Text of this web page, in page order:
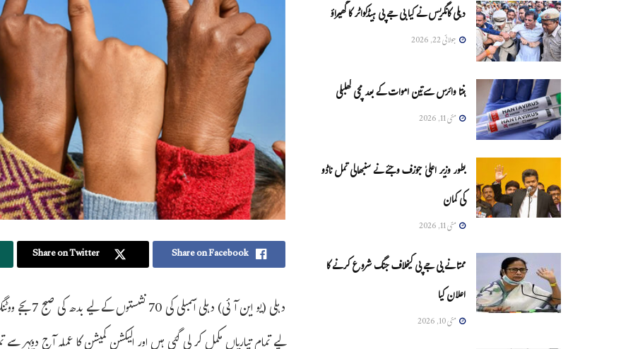
Share on Facebook
Share on Twitter
دہلی (یو
دہلی کانگریس نے کیا بی جے پی ہیڈکواٹر کا گھیراؤ
جولائی 22, 2026
ہنتا وائرس سےتین اموات کے بعد مچی کھلبلی
مئی 11, 2026
بطور وزیر اعلیٰ جوزف وجئے نے سنبھالی تمل ناڈو
کی کمان
مئی 11, 2026
ممتا نے بی جے پی کیخلاف جنگ شروع کرنے کا
اعلان کیا
مئی 10, 2026